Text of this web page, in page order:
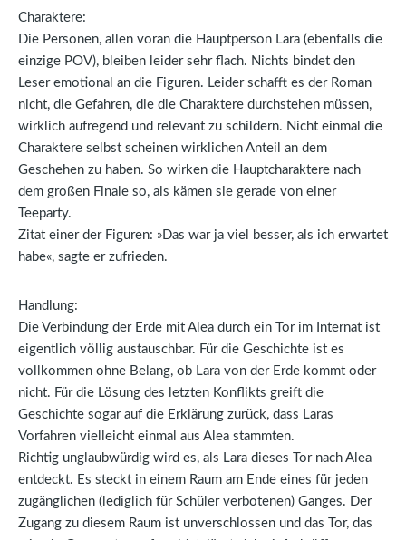
Charaktere:
Die Personen, allen voran die Hauptperson Lara (ebenfalls die
einzige POV), bleiben leider sehr flach. Nichts bindet den
Leser emotional an die Figuren. Leider schafft es der Roman
nicht, die Gefahren, die die Charaktere durchstehen müssen,
wirklich aufregend und relevant zu schildern. Nicht einmal die
Charaktere selbst scheinen wirklichen Anteil an dem
Geschehen zu haben. So wirken die Hauptcharaktere nach
dem großen Finale so, als kämen sie gerade von einer
Teeparty.
Zitat einer der Figuren: »Das war ja viel besser, als ich erwartet
habe«, sagte er zufrieden.
Handlung:
Die Verbindung der Erde mit Alea durch ein Tor im Internat ist
eigentlich völlig austauschbar. Für die Geschichte ist es
vollkommen ohne Belang, ob Lara von der Erde kommt oder
nicht. Für die Lösung des letzten Konflikts greift die
Geschichte sogar auf die Erklärung zurück, dass Laras
Vorfahren vielleicht einmal aus Alea stammten.
Richtig unglaubwürdig wird es, als Lara dieses Tor nach Alea
entdeckt. Es steckt in einem Raum am Ende eines für jeden
zugänglichen (lediglich für Schüler verbotenen) Ganges. Der
Zugang zu diesem Raum ist unverschlossen und das Tor, das